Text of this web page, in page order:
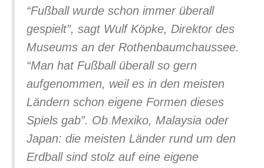
“Fußball wurde schon immer überall
gespielt”, sagt Wulf Köpke, Direktor des
Museums an der Rothenbaumchaussee.
“Man hat Fußball überall so gern
aufgenommen, weil es in den meisten
Ländern schon eigene Formen dieses
Spiels gab”. Ob Mexiko, Malaysia oder
Japan: die meisten Länder rund um den
Erdball sind stolz auf eine eigene